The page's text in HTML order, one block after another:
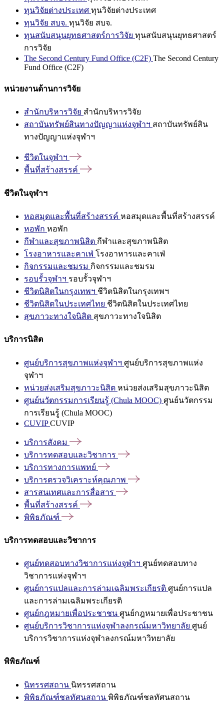
ทุนวิจัยต่างประเทศ ทุนวิจัยต่างประเทศ
ทุนวิจัย สบจ. ทุนวิจัย สบจ.
ทุนสนับสนุนยุทธศาสตร์การวิจัย ทุนสนับสนุนยุทธศาสตร์
การวิจัย
The Second Century Fund Office (C2F) The Second Century
Fund Office (C2F)
หน่วยงานด้านการวิจัย
สำนักบริหารวิจัย สำนักบริหารวิจัย
สถาบันทรัพย์สินทางปัญญาแห่งจุฬาฯ สถาบันทรัพย์สิน
ทางปัญญาแห่งจุฬาฯ
ชีวิตในจุฬาฯ
พื้นที่สร้างสรรค์
ชีวิตในจุฬาฯ
หอสมุดและพื้นที่สร้างสรรค์ หอสมุดและพื้นที่สร้างสรรค์
หอพัก หอพัก
กีฬาและสุขภาพนิสิต กีฬาและสุขภาพนิสิต
โรงอาหารและคาเฟ่ โรงอาหารและคาเฟ่
กิจกรรมและชมรม กิจกรรมและชมรม
รอบรั้วจุฬาฯ รอบรั้วจุฬาฯ
ชีวิตนิสิตในกรุงเทพฯ ชีวิตนิสิตในกรุงเทพฯ
ชีวิตนิสิตในประเทศไทย ชีวิตนิสิตในประเทศไทย
สุขภาวะทางใจนิสิต สุขภาวะทางใจนิสิต
บริการนิสิต
ศูนย์บริการสุขภาพแห่งจุฬาฯ ศูนย์บริการสุขภาพแห่ง
จุฬาฯ
หน่วยส่งเสริมสุขภาวะนิสิต หน่วยส่งเสริมสุขภาวะนิสิต
ศูนย์นวัตกรรมการเรียนรู้ (Chula MOOC) ศูนย์นวัตกรรม
การเรียนรู้ (Chula MOOC)
CUVIPCUVIP
บริการสังคม
บริการทดสอบและวิชาการ
บริการทางการแพทย์
บริการตรวจวิเคราะห์คุณภาพ
สารสนเทศและการสื่อสาร
พื้นที่สร้างสรรค์
พิพิธภัณฑ์
บริการทดสอบและวิชาการ
ศูนย์ทดสอบทางวิชาการแห่งจุฬาฯ ศูนย์ทดสอบทาง
วิชาการแห่งจุฬาฯ
ศูนย์การแปลและการล่ามเฉลิมพระเกียรติ ศูนย์การแปล
และการล่ามเฉลิมพระเกียรติ
ศูนย์กฎหมายเพื่อประชาชน ศูนย์กฎหมายเพื่อประชาชน
ศูนย์บริการวิชาการแห่งจุฬาลงกรณ์มหาวิทยาลัย ศูนย์
บริการวิชาการแห่งจุฬาลงกรณ์มหาวิทยาลัย
พิพิธภัณฑ์
นิทรรศสถาน นิทรรศสถาน
พิพิธภัณฑ์ชลทัศนสถาน พิพิธภัณฑ์ชลทัศนสถาน